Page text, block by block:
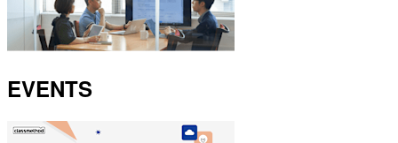
EVENTS